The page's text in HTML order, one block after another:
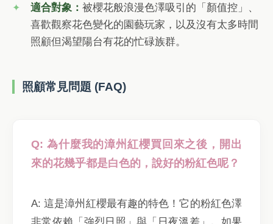
適合對象：被櫻花般浪漫色澤吸引的「顏值控」、
喜歡觀察花色變化的園藝玩家，以及沒有太多時間
照顧但渴望陽台有花的忙碌族群。
照顧常見問題 (FAQ)
Q: 為什麼我的漳州紅櫻買回來之後，開出
來的花幾乎都是白色的，說好的粉紅色呢？
A: 這是漳州紅櫻最有趣的特色！它的粉紅色澤